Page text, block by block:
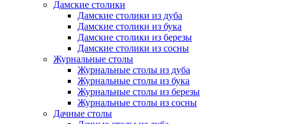
Дамские столики
Дамские столики из дуба
Дамские столики из бука
Дамские столики из березы
Дамские столики из сосны
Журнальные столы
Журнальные столы из дуба
Журнальные столы из бука
Журнальные столы из березы
Журнальные столы из сосны
Дачные столы